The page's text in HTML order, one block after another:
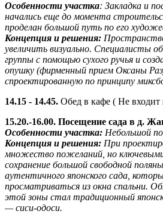
Особенности участка: Закладка и
начались еще до момента
проделан большой путь по его
​Концепция и решения:
увеличить визуально. Специалисты
группы с помощью сухого ручья и
опушку (фирменный прием Оксаны
спроектированную по принципу
14.15 - 14.45. Обед в кафе ( Не входит
15.20.-16.00. Посещение сада в д.
Особенности участка: Небольшой
​Концепция и решения: При
множество пожеланий, но
сохранение большой свободной
аутентичного японского сада,
просматриваться из окна спальни.
этой зоны стал традиционный
— сиси-одоси.